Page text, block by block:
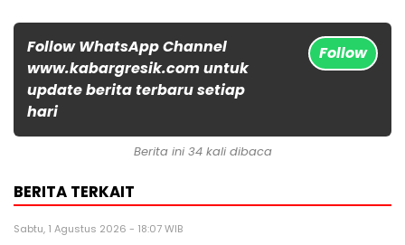
Follow WhatsApp Channel
www.kabargresik.com untuk
update berita terbaru setiap
hari
Follow
Berita ini 34 kali dibaca
BERITA TERKAIT
Sabtu, 1 Agustus 2026 - 18:07 WIB